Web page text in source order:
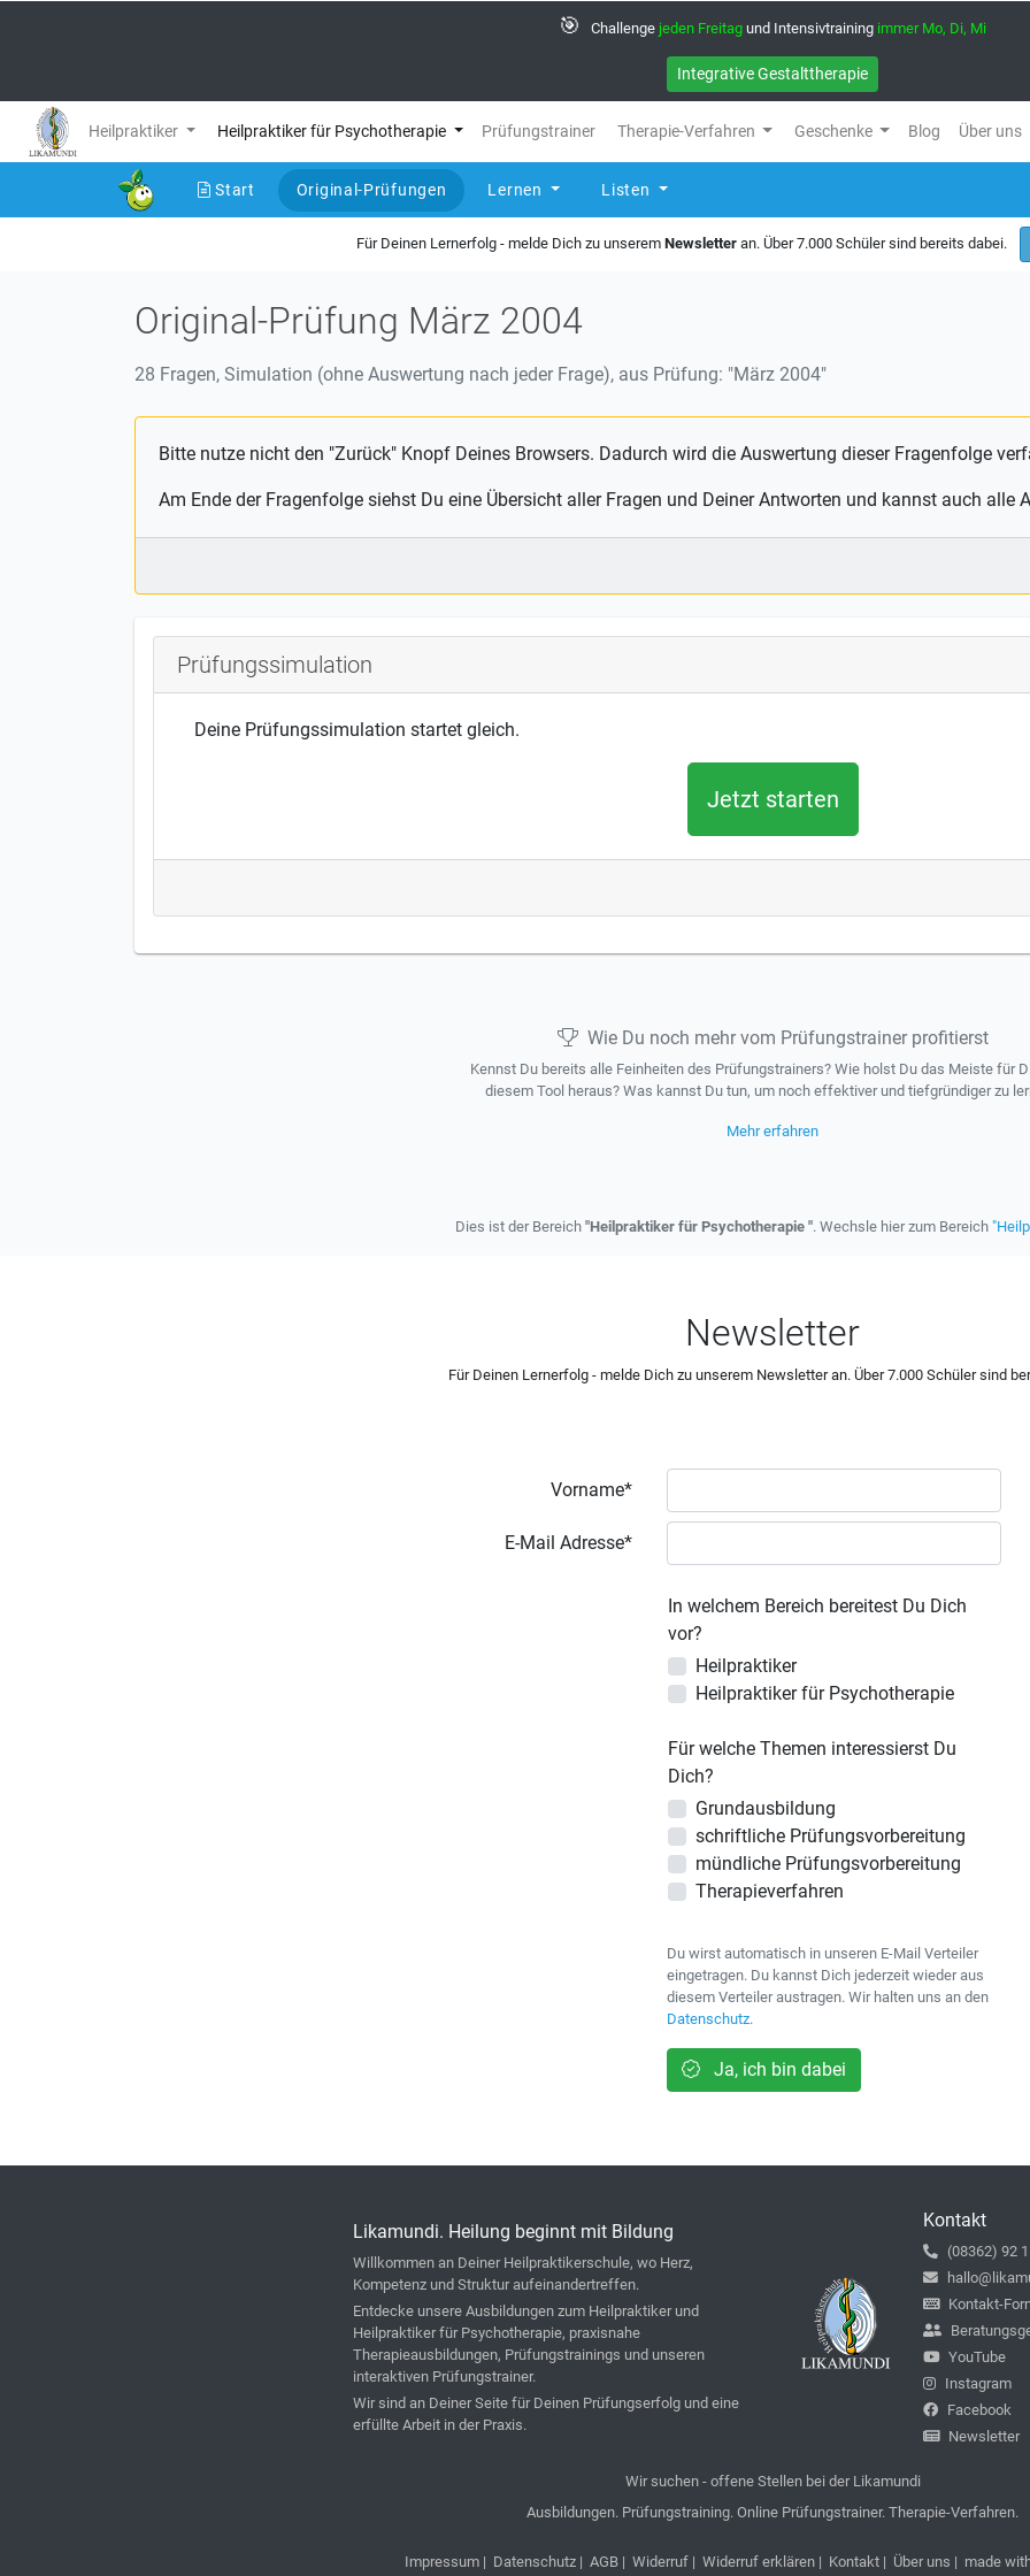
🎯 Challenge jeden Freitag und Intensivtraining immer Mo, Di, Mi
Integrative Gestalttherapie
Heilpraktiker Heilpraktiker für Psychotherapie Prüfungstrainer Therapie-Verfahren Geschenke Blog Über uns
Start
Original-Prüfungen
Lernen Listen
Für Deinen Lernerfolg - melde Dich zu unserem Newsletteran. Über 7.000 Schüler sind bereits dabei.
Original-Prüfung März 2004
28 Fragen, Simulation (ohne Auswertung nach jeder Frage), aus Prüfung: "März 2004"
Bitte nutze nicht den "Zurück" Knopf Deines Browsers. Dadurch wird die Auswertung dieser Fragenfolge
Am Ende der Fragenfolge siehst Du eine Übersicht aller Fragen und Deiner Antworten und kannst auch alle
Prüfungssimulation
Deine Prüfungssimulation startet gleich.
Jetzt starten
Wie Du noch mehr vom Prüfungstrainer profitierst
Kennst Du bereits alle Feinheiten des Prüfungstrainers? Wie holst Du das Meiste für
diesem Tool heraus? Was kannst Du tun, um noch effektiver und tiefgründiger zu
Mehr erfahren
Dies ist der Bereich "Heilpraktiker für Psychotherapie ". Wechsle hier zum Bereich
Newsletter
Für Deinen Lernerfolg - melde Dich zu unserem Newsletter an. Über 7.000 Schüler sind
Vorname*
E-Mail Adresse*
In welchem Bereich bereitest Du Dich
vor?
Heilpraktiker
Heilpraktiker für Psychotherapie
Für welche Themen interessierst Du
Dich?
Grundausbildung
schriftliche Prüfungsvorbereitung
mündliche Prüfungsvorbereitung
Therapieverfahren
Du wirst automatisch in unseren E-Mail Verteiler
eingetragen. Du kannst Dich jederzeit wieder aus
diesem Verteiler austragen. Wir halten uns an den
Datenschutz.
Ja, ich bin dabei
Likamundi. Heilung beginnt mit Bildung
Willkommen an Deiner Heilpraktikerschule, wo Herz,
Kompetenz und Struktur aufeinandertreffen.
Entdecke unsere Ausbildungen zum Heilpraktiker und
Heilpraktiker für Psychotherapie, praxisnahe
Therapieausbildungen, Prüfungstrainings und unseren
interaktiven Prüfungstrainer.
Wir sind an Deiner Seite für Deinen Prüfungserfolg und eine
erfüllte Arbeit in der Praxis.
Kontakt
(08362) 92
Kontakt-
YouTube
Instagram
Facebook
Newsletter
Wir suchen - offene Stellen bei der Likamundi
Ausbildungen. Prüfungstraining. Online Prüfungstrainer. Therapie-Verfahren.
Impressum | Datenschutz | AGB | Widerruf | Widerruf erklären | Kontakt | Über uns | made